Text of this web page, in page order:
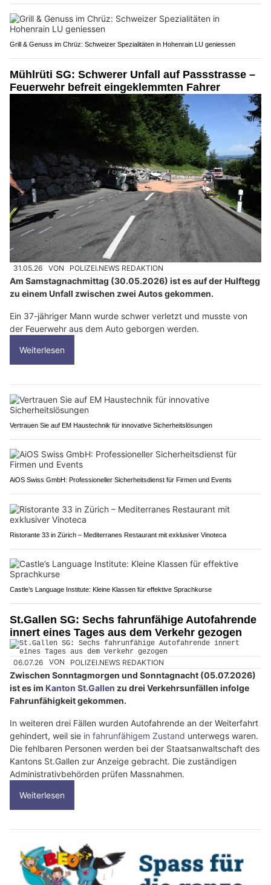
Grill & Genuss im Chrüz: Schweizer Spezialitäten in Hohenrain LU geniessen
Mühlrüti SG: Schwerer Unfall auf Passstrasse –
Feuerwehr befreit eingeklemmten Fahrer
31.05.26 VON POLIZEI.NEWS REDAKTION
Am Samstagnachmittag (30.05.2026) ist es auf der Hulftegg
zu einem Unfall zwischen zwei Autos gekommen.
Ein 37-jähriger Mann wurde schwer verletzt und musste von
der Feuerwehr aus dem Auto geborgen werden.
Weiterlesen
Vertrauen Sie auf EM Haustechnik für innovative Sicherheitslösungen
AiOS Swiss GmbH: Professioneller Sicherheitsdienst für Firmen und Events
Ristorante 33 in Zürich – Mediterranes Restaurant mit exklusiver Vinoteca
Castle’s Language Institute: Kleine Klassen für effektive Sprachkurse
St.Gallen SG: Sechs fahrunfähige Autofahrende
innert eines Tages aus dem Verkehr gezogen
06.07.26 VON POLIZEI.NEWS REDAKTION
Zwischen Sonntagmorgen und Sonntagnacht (05.07.2026)
ist es im Kanton St.Gallen zu drei Verkehrsunfällen infolge
Fahrunfähigkeit gekommen.
In weiteren drei Fällen wurden Autofahrende an der Weiterfahrt
gehindert, weil sie in fahrunfähigem Zustand unterwegs waren.
Die fehlbaren Personen werden bei der Staatsanwaltschaft des
Kantons St.Gallen zur Anzeige gebracht. Die zuständigen
Administrativbehörden prüfen Massnahmen.
Weiterlesen